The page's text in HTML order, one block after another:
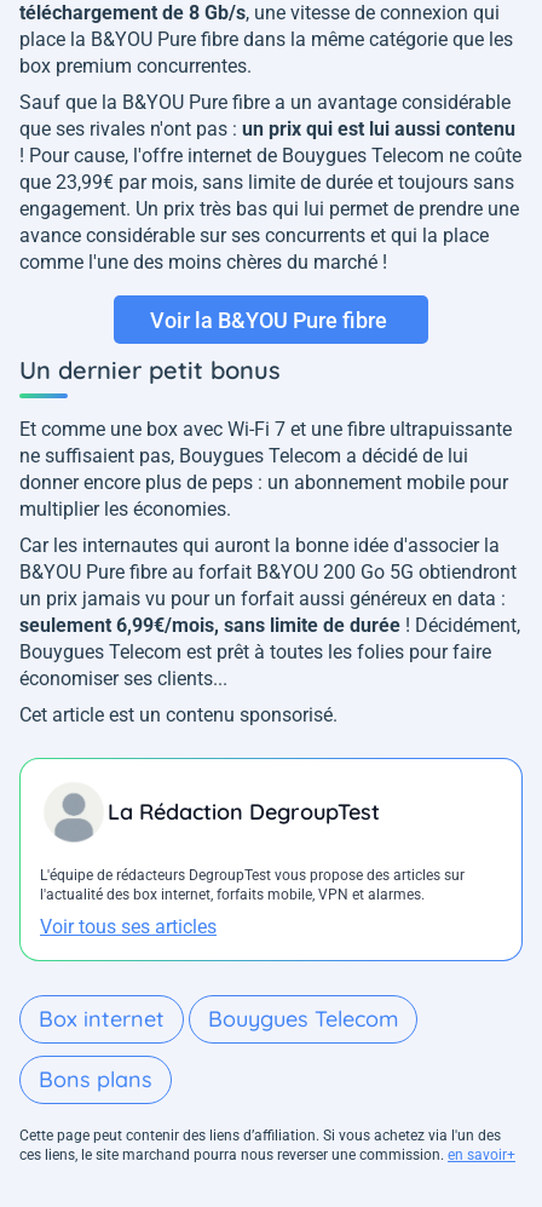
téléchargement de 8 Gb/s, une vitesse de connexion qui
place la B&YOU Pure fibre dans la même catégorie que les
box premium concurrentes.
Sauf que la B&YOU Pure fibre a un avantage considérable
que ses rivales n'ont pas : un prix qui est lui aussi contenu
! Pour cause, l'offre internet de Bouygues Telecom ne coûte
que 23,99€ par mois, sans limite de durée et toujours sans
engagement. Un prix très bas qui lui permet de prendre une
avance considérable sur ses concurrents et qui la place
comme l'une des moins chères du marché !
Voir la B&YOU Pure fibre
Un dernier petit bonus
Et comme une box avec Wi-Fi 7 et une fibre ultrapuissante
ne suffisaient pas, Bouygues Telecom a décidé de lui
donner encore plus de peps : un abonnement mobile pour
multiplier les économies.
Car les internautes qui auront la bonne idée d'associer la
B&YOU Pure fibre au forfait B&YOU 200 Go 5G obtiendront
un prix jamais vu pour un forfait aussi généreux en data :
seulement 6,99€/mois, sans limite de durée ! Décidément,
Bouygues Telecom est prêt à toutes les folies pour faire
économiser ses clients...
Cet article est un contenu sponsorisé.
La Rédaction DegroupTest
L'équipe de rédacteurs DegroupTest vous propose des articles sur
l'actualité des box internet, forfaits mobile, VPN et alarmes.
Voir tous ses articles
Box internet Bouygues Telecom
Bons plans
Cette page peut contenir des liens d’affiliation. Si vous achetez via l'un des
ces liens, le site marchand pourra nous reverser une commission. en savoir+